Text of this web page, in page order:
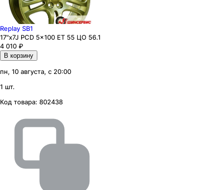
Replay SB1
17"x7J PCD 5x100 ЕТ 55 ЦО 56.1
4 010 ₽
В корзину
пн, 10 августа, с 20:00
1 шт.
Код товара: 802438